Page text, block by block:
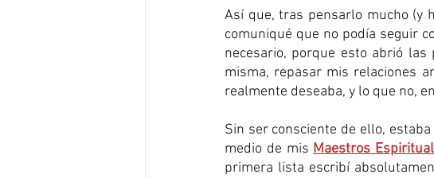
Así que, tras pensarlo mucho (y
comuniqué que no podía seguir
necesario, porque esto abrió
misma, repasar mis relaciones
realmente deseaba, y lo que no,
Sin ser consciente de ello,
medio de mis Maestros
primera lista escribí